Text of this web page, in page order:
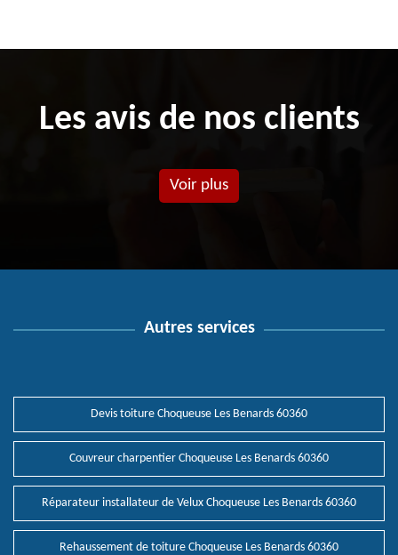
Les avis de nos clients
Voir plus
Autres services
Devis toiture Choqueuse Les Benards 60360
Couvreur charpentier Choqueuse Les Benards 60360
Réparateur installateur de Velux Choqueuse Les Benards 60360
Rehaussement de toiture Choqueuse Les Benards 60360